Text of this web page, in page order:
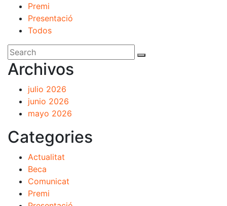
Premi
Presentació
Todos
Archivos
julio 2026
junio 2026
mayo 2026
Categories
Actualitat
Beca
Comunicat
Premi